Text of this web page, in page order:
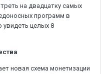
на двадцатку самых
программ в
целых 8
новая схема монетизации